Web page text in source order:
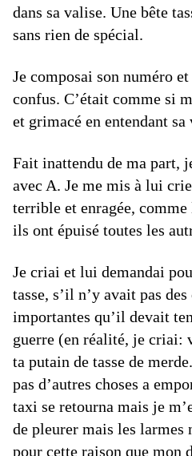
dans sa valise. Une bête
sans rien de spécial.
Je composai son numéro
confus. C’était comme si
et grimacé en entendant sa
Fait inattendu de ma part,
avec A. Je me mis à lui
terrible et enragée,
ils ont épuisé toutes les
Je criai et lui demandai
tasse, s’il n’y avait pas des
importantes qu’il devait
guerre (en réalité, je criai:
ta putain de tasse de
pas d’autres choses a
taxi se retourna mais je
de pleurer mais les larmes
pour cette raison que mon